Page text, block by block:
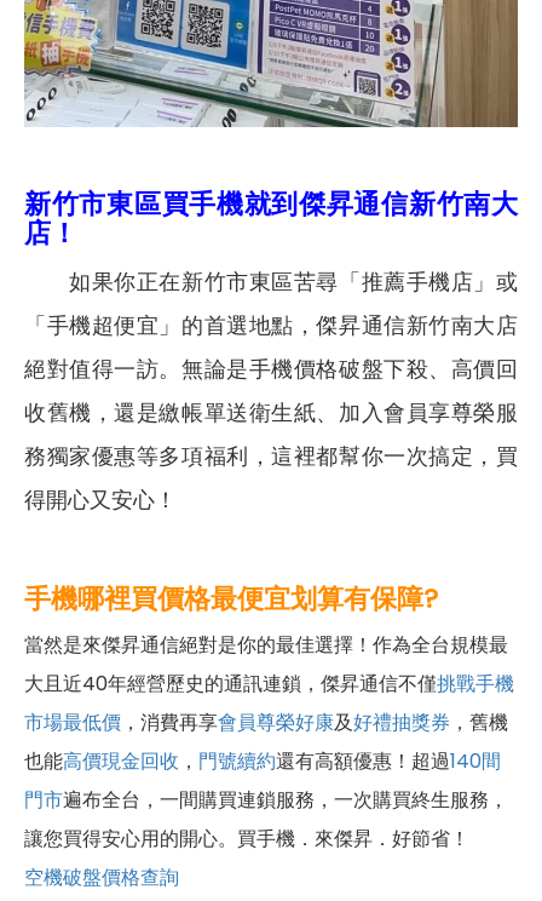
新竹市東區買手機就到傑昇通信新竹南大
店！
如果你正在新竹市東區苦尋「推薦手機店」或
「手機超便宜」的首選地點，傑昇通信新竹南大店
絕對值得一訪。無論是手機價格破盤下殺、高價回
收舊機，還是繳帳單送衛生紙、加入會員享尊榮服
務獨家優惠等多項福利，這裡都幫你一次搞定，買
得開心又安心！
手機哪裡買價格最便宜划算有保障?
當然是來傑昇通信絕對是你的最佳選擇！作為全台規模最
大且近40年經營歷史的通訊連鎖，傑昇通信不僅挑戰手機
市場最低價 ，消費再享會員尊榮好康及好禮抽獎券 ，舊機
也能高價現金回收 ， 門號續約還有高額優惠！超過140間
門市遍布全台，一間購買連鎖服務，一次購買終生服務，
讓您買得安心用的開心。買手機．來傑昇．好節省！
空機破盤價格查詢